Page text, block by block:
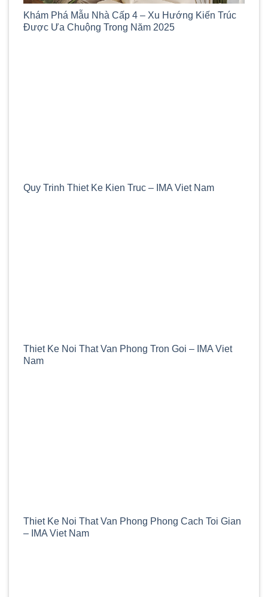
Khám Phá Mẫu Nhà Cấp 4 – Xu Hướng Kiến Trúc
Được Ưa Chuộng Trong Năm 2025
Quy Trinh Thiet Ke Kien Truc – IMA Viet Nam
Thiet Ke Noi That Van Phong Tron Goi – IMA Viet
Nam
Thiet Ke Noi That Van Phong Phong Cach Toi Gian
– IMA Viet Nam